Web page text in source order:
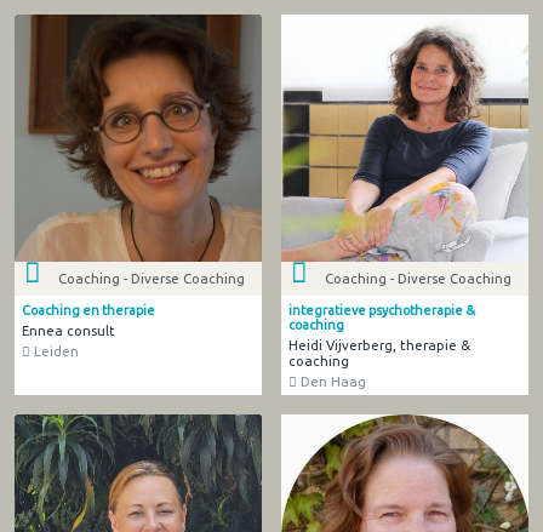
Coaching - Diverse Coaching
Coaching en therapie
Ennea consult
Leiden
Coaching - Diverse Coaching
integratieve psychotherapie &
coaching
Heidi Vijverberg, therapie &
coaching
Den Haag